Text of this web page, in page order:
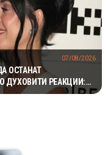
ОСТАНАТ
ДУХОВИТИ РЕАКЦИИ:
07/08/2026